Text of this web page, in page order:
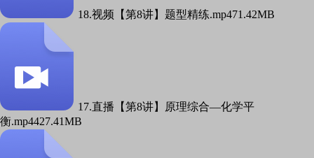
18.视频【第8讲】题型精练.mp471.42MB
17.直播【第8讲】原理综合—化学平
衡.mp4427.41MB